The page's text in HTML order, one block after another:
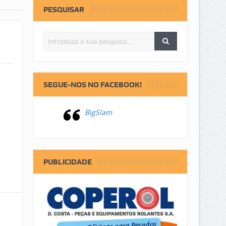
PESQUISAR
SEGUE-NOS NO FACEBOOK!
BigSlam
PUBLICIDADE